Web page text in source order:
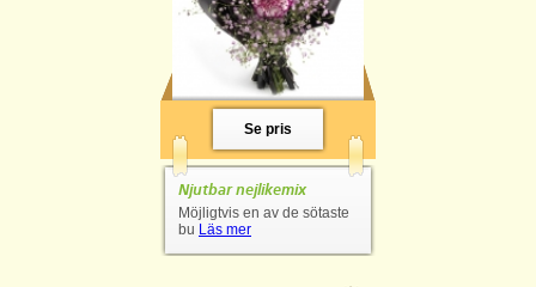
Se pris
Njutbar nejlikemix
Möjligtvis en av de sötaste
bu Läs mer